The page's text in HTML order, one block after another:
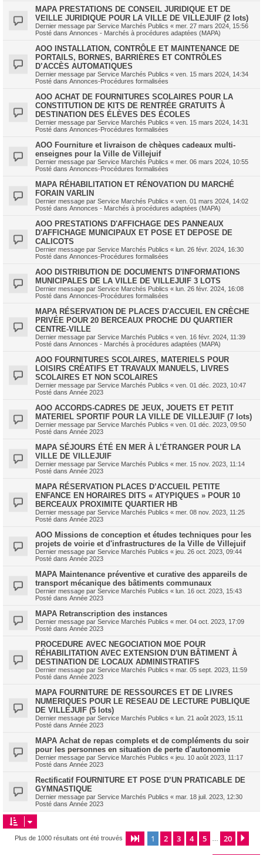
MAPA PRESTATIONS DE CONSEIL JURIDIQUE ET DE
VEILLE JURIDIQUE POUR LA VILLE DE VILLEJUIF (2 lots)
Dernier message par Service Marchés Publics « mer. 27 mars 2024, 15:56
Posté dans Annonces - Marchés à procédures adaptées (MAPA)
AOO INSTALLATION, CONTRÔLE ET MAINTENANCE DE
PORTAILS, BORNES, BARRIÈRES ET CONTRÔLES
D’ACCÈS AUTOMATIQUES
Dernier message par Service Marchés Publics « ven. 15 mars 2024, 14:34
Posté dans Annonces-Procédures formalisées
AOO ACHAT DE FOURNITURES SCOLAIRES POUR LA
CONSTITUTION DE KITS DE RENTRÉE GRATUITS À
DESTINATION DES ÉLÈVES DES ÉCOLES
Dernier message par Service Marchés Publics « ven. 15 mars 2024, 14:31
Posté dans Annonces-Procédures formalisées
AOO Fourniture et livraison de chèques cadeaux multi-
enseignes pour la Ville de Villejuif
Dernier message par Service Marchés Publics « mer. 06 mars 2024, 10:55
Posté dans Annonces-Procédures formalisées
MAPA RÉHABILITATION ET RÉNOVATION DU MARCHÉ
FORAIN VARLIN
Dernier message par Service Marchés Publics « ven. 01 mars 2024, 14:02
Posté dans Annonces - Marchés à procédures adaptées (MAPA)
AOO PRESTATIONS D'AFFICHAGE DES PANNEAUX
D'AFFICHAGE MUNICIPAUX ET POSE ET DEPOSE DE
CALICOTS
Dernier message par Service Marchés Publics « lun. 26 févr. 2024, 16:30
Posté dans Annonces-Procédures formalisées
AOO DISTRIBUTION DE DOCUMENTS D'INFORMATIONS
MUNICIPALES DE LA VILLE DE VILLEJUIF 3 LOTS
Dernier message par Service Marchés Publics « lun. 26 févr. 2024, 16:08
Posté dans Annonces-Procédures formalisées
MAPA RÉSERVATION DE PLACES D'ACCUEIL EN CRÈCHE
PRIVÉE POUR 20 BERCEAUX PROCHE DU QUARTIER
CENTRE-VILLE
Dernier message par Service Marchés Publics « ven. 16 févr. 2024, 11:39
Posté dans Annonces - Marchés à procédures adaptées (MAPA)
AOO FOURNITURES SCOLAIRES, MATERIELS POUR
LOISIRS CRÉATIFS ET TRAVAUX MANUELS, LIVRES
SCOLAIRES ET NON SCOLAIRES
Dernier message par Service Marchés Publics « ven. 01 déc. 2023, 10:47
Posté dans Année 2023
AOO ACCORDS-CADRES DE JEUX, JOUETS ET PETIT
MATERIEL SPORTIF POUR LA VILLE DE VILLEJUIF (7 lots)
Dernier message par Service Marchés Publics « ven. 01 déc. 2023, 09:50
Posté dans Année 2023
MAPA SÉJOURS ÉTÉ EN MER À L’ÉTRANGER POUR LA
VILLE DE VILLEJUIF
Dernier message par Service Marchés Publics « mer. 15 nov. 2023, 11:14
Posté dans Année 2023
MAPA RÉSERVATION PLACES D’ACCUEIL PETITE
ENFANCE EN HORAIRES DITS « ATYPIQUES » POUR 10
BERCEAUX PROXIMITE QUARTIER HB
Dernier message par Service Marchés Publics « mer. 08 nov. 2023, 11:25
Posté dans Année 2023
AOO Missions de conception et études techniques pour les
projets de voirie et d'infrastructures de la Ville de Villejuif
Dernier message par Service Marchés Publics « jeu. 26 oct. 2023, 09:44
Posté dans Année 2023
MAPA Maintenance préventive et curative des appareils de
transport mécanique des bâtiments communaux
Dernier message par Service Marchés Publics « lun. 16 oct. 2023, 15:43
Posté dans Année 2023
MAPA Retranscription des instances
Dernier message par Service Marchés Publics « mer. 04 oct. 2023, 17:09
Posté dans Année 2023
PROCEDURE AVEC NEGOCIATION MOE POUR
RÉHABILITATION AVEC EXTENSION D'UN BÂTIMENT À
DESTINATION DE LOCAUX ADMINISTRATIFS
Dernier message par Service Marchés Publics « mar. 05 sept. 2023, 11:59
Posté dans Année 2023
MAPA FOURNITURE DE RESSOURCES ET DE LIVRES
NUMERIQUES POUR LE RESEAU DE LECTURE PUBLIQUE
DE VILLEJUIF (5 lots)
Dernier message par Service Marchés Publics « lun. 21 août 2023, 15:11
Posté dans Année 2023
MAPA Achat de repas complets et de compléments du soir
pour les personnes en situation de perte d'autonomie
Dernier message par Service Marchés Publics « jeu. 10 août 2023, 11:17
Posté dans Année 2023
Rectificatif FOURNITURE ET POSE D’UN PRATICABLE DE
GYMNASTIQUE
Dernier message par Service Marchés Publics « mar. 18 juil. 2023, 12:30
Posté dans Année 2023
Plus de 1000 résultats ont été trouvés Page 1sur20
1 2 3 4 5 20